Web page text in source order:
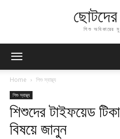
শিশু অধিকারের
Home শিশু স্বাস্থ্য
শিশু স্বাস্থ্য
শিশুদের টাইফয়েড
বিষয়ে জানুন